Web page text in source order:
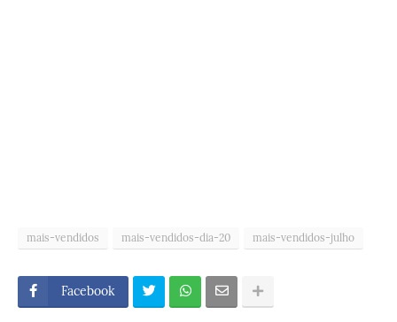
mais-vendidos mais-vendidos-dia-20 mais-vendidos-julho
Facebook